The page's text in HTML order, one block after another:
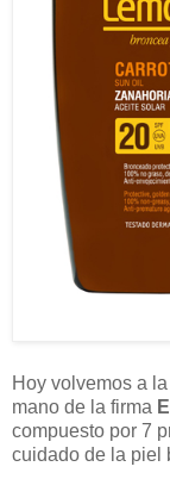
Hoy volvemos a
mano de la firma
compuesto por 7
cuidado de la piel